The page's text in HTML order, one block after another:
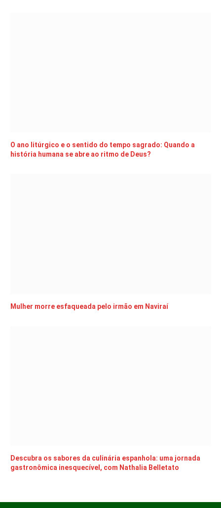
O ano litúrgico e o sentido do tempo sagrado: Quando a
história humana se abre ao ritmo de Deus?
Mulher morre esfaqueada pelo irmão em Naviraí
Descubra os sabores da culinária espanhola: uma jornada
gastronômica inesquecível, com Nathalia Belletato